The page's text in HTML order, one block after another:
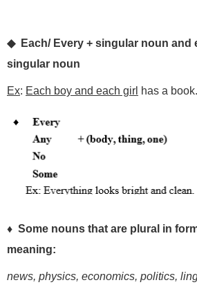
◆ Each/ Every + singular noun and
singular noun
Ex: Each boy and each girl has a book.
♦ Some nouns that are plural in
meaning:
news, physics, economics, politics,